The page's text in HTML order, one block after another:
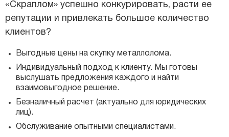
«Скраплом» успешно конкурировать, расти ее
репутации и привлекать большое количество
клиентов?
Выгодные цены на скупку металлолома.
Индивидуальный подход к клиенту. Мы готовы
выслушать предложения каждого и найти
взаимовыгодное решение.
Безналичный расчет (актуально для юридических
лиц).
Обслуживание опытными специалистами.